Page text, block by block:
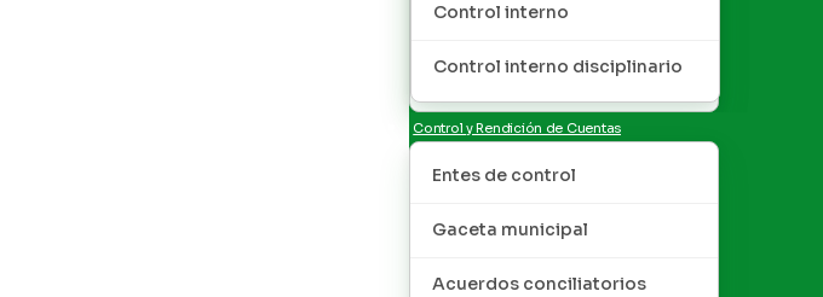
Control interno
Control interno disciplinario
Control y Rendición de Cuentas
Entes de control
Gaceta municipal
Acuerdos conciliatorios